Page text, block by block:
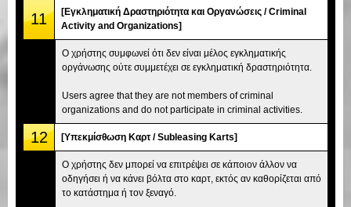
11
[Εγκληματική Δραστηριότητα και Οργανώσεις / Criminal
Activity and Organizations]
Ο χρήστης συμφωνεί ότι δεν είναι μέλος εγκληματικής
οργάνωσης ούτε συμμετέχει σε εγκληματική δραστηριότητα.
Users agree that they are not members of criminal
organizations and do not participate in criminal activities.
12 [Υπεκμίσθωση Καρτ / Subleasing Karts]
Ο χρήστης δεν μπορεί να επιτρέψει σε κάποιον άλλον να
οδηγήσει ή να κάνει βόλτα στο καρτ, εκτός αν καθορίζεται από
το κατάστημα ή τον ξεναγό.